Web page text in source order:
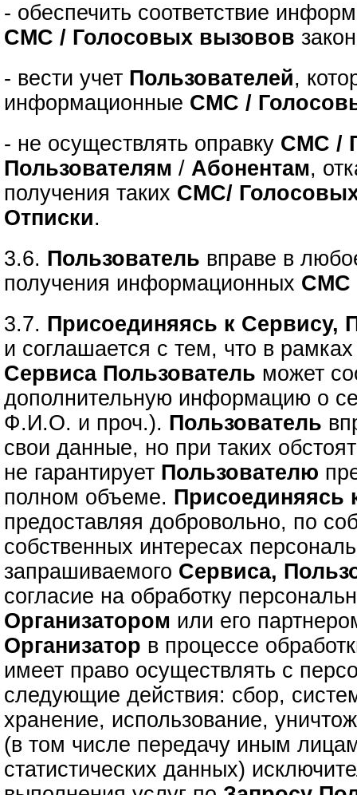
- обеспечить соответствие
СМС / Голосовых вызовов
- вести учет Пользователей,
информационные СМС /
- не осуществлять оправку СМС /
Пользователям /Абонентам,
получения таких СМС/
Отписки.
3.6. Пользователь вправе в
получения информационных СМС
3.7. Присоединяясь к Сервису,
и соглашается с тем, что в рамках
Сервиса Пользователь может
дополнительную информацию о
Ф.И.О. и проч.). Пользователь
свои данные, но при таких
не гарантирует Пользователю
полном объеме. Присоединяясь
предоставляя добровольно, по
собственных интересах
запрашиваемого Сервиса,
согласие на обработку
Организатором или его
Организатор в процессе
имеет право осуществлять с
следующие действия: сбор,
хранение, использование,
(в том числе передачу иным
статистических данных)